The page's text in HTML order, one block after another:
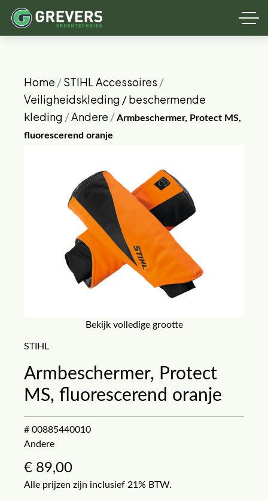
Home /STIHL Accessoires /
Veiligheidskleding / beschermende
kleding /Andere /Armbeschermer, Protect MS,
fluorescerend oranje
Bekijk volledige grootte
STIHL
Armbeschermer, Protect
MS, fluorescerend oranje
# 00885440010
Andere
€ 89,00
Alle prijzen zijn inclusief 21% BTW.